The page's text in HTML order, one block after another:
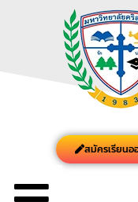
สมัครเรียนอ